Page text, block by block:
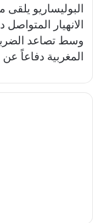
البوليساريو
الانهيار
وسط تصاعد
المغربية دفاعاً عن